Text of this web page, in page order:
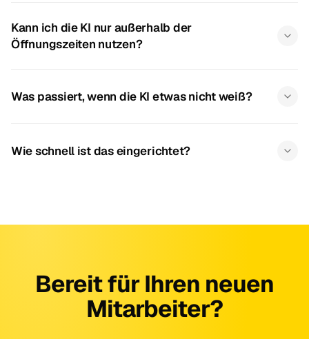
Kann ich die KI nur außerhalb der
Öffnungszeiten nutzen?
Was passiert, wenn die KI etwas nicht weiß?
Wie schnell ist das eingerichtet?
Bereit für Ihren neuen
Mitarbeiter?